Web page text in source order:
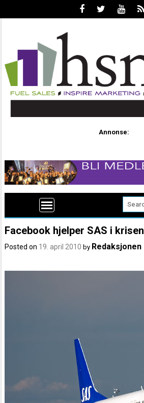
Annonse:
Facebook hjelper SAS i krisen
Posted on 19. april 2010 by Redaksjonen